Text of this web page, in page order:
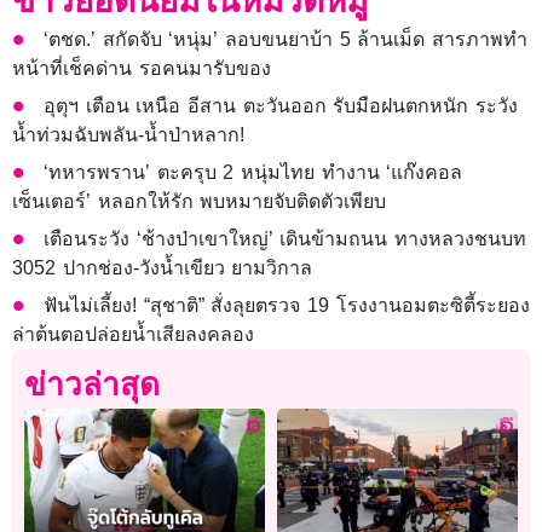
‘ตชด.’ สกัดจับ ‘หนุ่ม’ ลอบขนยาบ้า 5 ล้านเม็ด สารภาพทำ
หน้าที่เช็คด่าน รอคนมารับของ
อุตุฯ เตือน เหนือ อีสาน ตะวันออก รับมือฝนตกหนัก ระวัง
น้ำท่วมฉับพลัน-น้ำป่าหลาก!
‘ทหารพราน’ ตะครุบ 2 หนุ่มไทย ทำงาน ‘แก๊งคอล
เซ็นเตอร์’ หลอกให้รัก พบหมายจับติดตัวเพียบ
เตือนระวัง ‘ช้างป่าเขาใหญ่’ เดินข้ามถนน ทางหลวงชนบท
3052 ปากช่อง-วังน้ำเขียว ยามวิกาล
ฟันไม่เลี้ยง! “สุชาติ” สั่งลุยตรวจ 19 โรงงานอมตะซิตี้ระยอง
ล่าต้นตอปล่อยน้ำเสียลงคลอง
ข่าวล่าสุด